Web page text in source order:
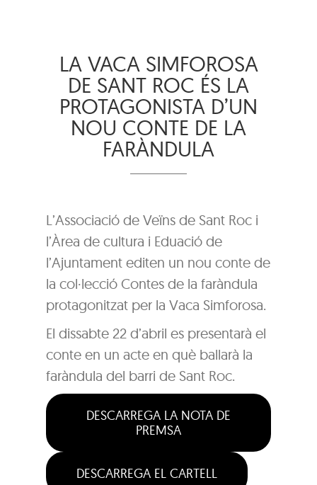
LA VACA SIMFOROSA
DE SANT ROC ÉS LA
PROTAGONISTA D’UN
NOU CONTE DE LA
FARÀNDULA
L’Associació de Veïns de Sant Roc i
l’Àrea de cultura i Eduació de
l’Ajuntament editen un nou conte de
la col·lecció Contes de la faràndula
protagonitzat per la Vaca Simforosa.
El dissabte 22 d’abril es presentarà el
conte en un acte en què ballarà la
faràndula del barri de Sant Roc.
DESCARREGA LA NOTA DE
PREMSA
DESCARREGA EL CARTELL